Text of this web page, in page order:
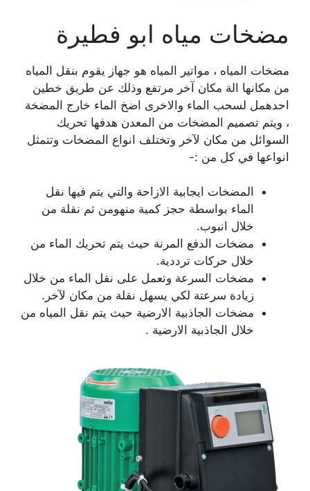
مضخات مياه ابو فطيرة
مضخات المياه ، مواتير المياه هو جهاز يقوم بنقل المياه
من مكانها الة مكان آخر مرتفع وذلك عن طريق خطين
احدهمل لسحب الماء والاخرى اضخ الماء خارج المضخة
، ويتم تصميم المضخات من المعدن هدفها تحريك
السوائل من مكان لآخر وتختلف انواع المضخات وتتمثل
انواعها في كل من :-
المضخات ايجابية الازاحة والتي يتم فيها نقل
الماء بواسطة حجز كمية منهومن ثم نقلة من
خلال انبوب.
مضخات الدفع المرنة حيث يتم تحريك الماء من
خلال حركات ترددية.
مضخات السرعة وتعمل على نقل الماء من خلال
زيادة سرعتة لكي يسهل نقلة من مكان لآخر.
مضخات الجاذبية الارضية حيث يتم نقل المياه من
خلال الجاذبية الارضية .